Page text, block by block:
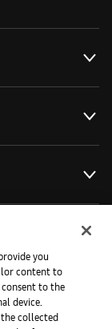
you
content to
consent to the
device.
the collected